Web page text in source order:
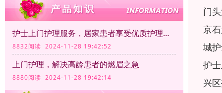
护士上门护理服务，居家患者享受优质护理服务
8832阅读 2024-11-28 19:42:52
上门护理，解决高龄患者的燃眉之急
8880阅读 2024-11-28 19:42:14
门
京
城
护
兴